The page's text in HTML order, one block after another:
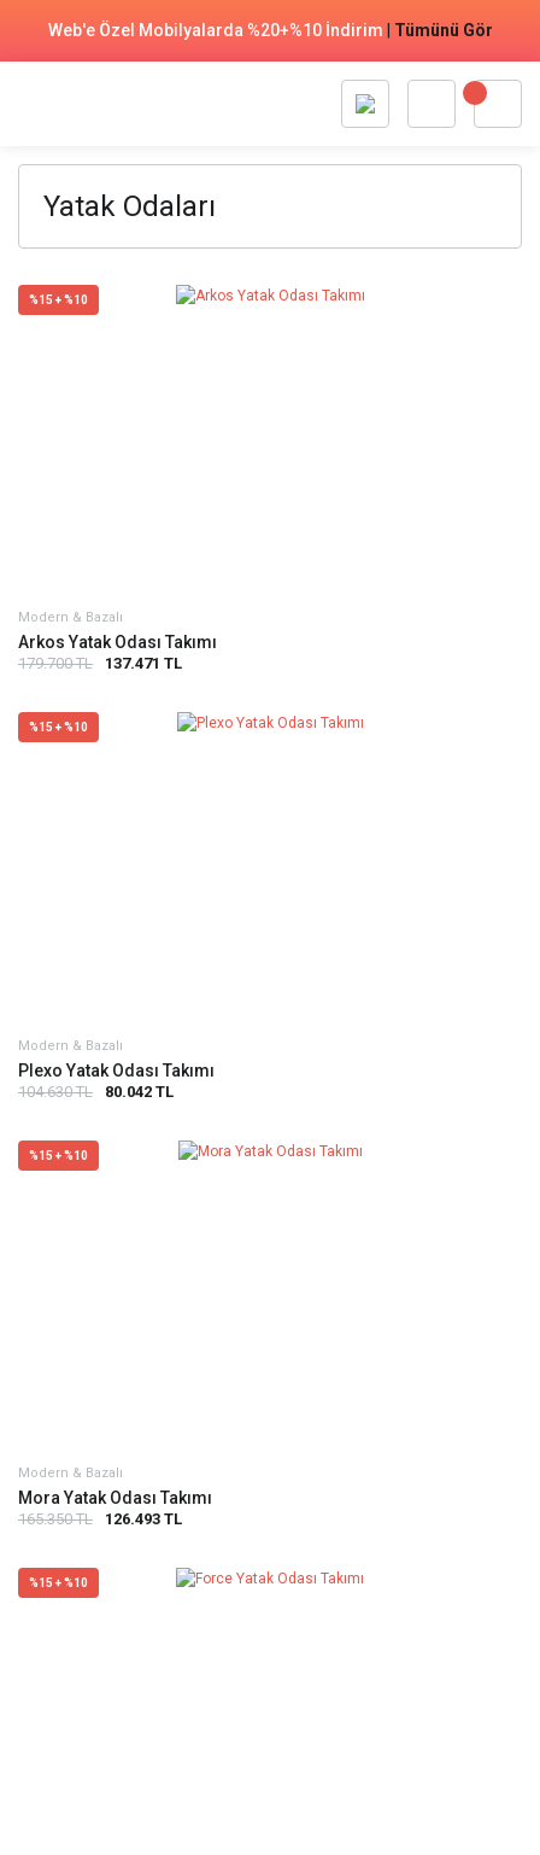
Web'e Özel Mobilyalarda %20+%10 İndirim Tümünü Gör
Yatak Odaları
%15 + %10
Modern & Bazalı
Arkos Yatak Odası Takımı
179.700 TL 137.471 TL
%15 + %10
Modern & Bazalı
Plexo Yatak Odası Takımı
104.630 TL 80.042 TL
%15 + %10
Modern & Bazalı
Mora Yatak Odası Takımı
165.350 TL 126.493 TL
%15 + %10